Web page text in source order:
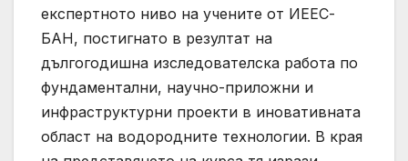
експертното ниво на учените от ИЕЕС-
БАН, постигнато в резултат на
дългогодишна изследователска работа по
фундаментални, научно-приложни и
инфраструктурни проекти в иновативната
област на водородните технологии. В края